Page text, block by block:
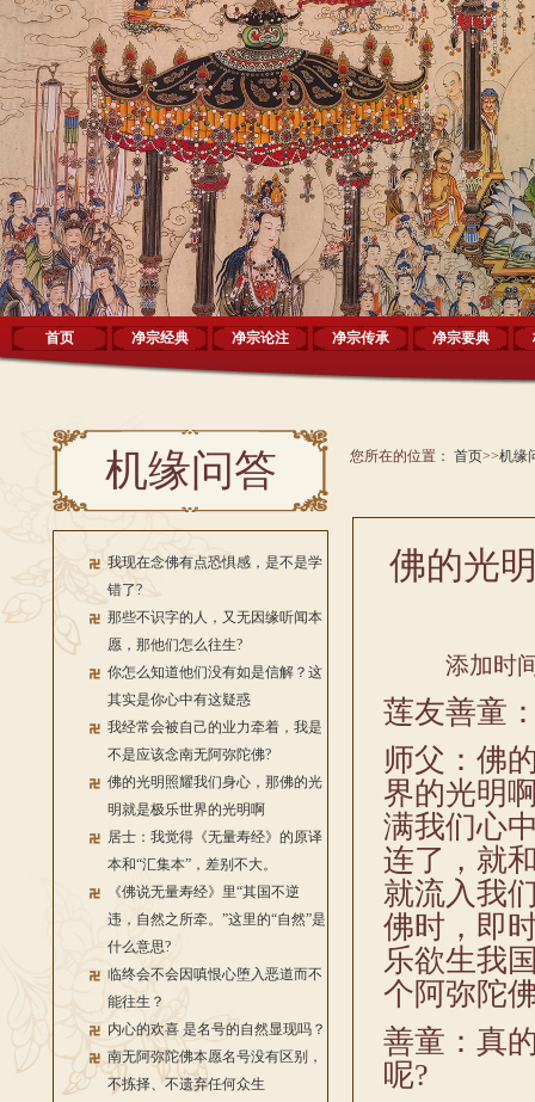
首页 净宗经典 净宗论注 净宗传承 净宗要典
机缘问答
我现在念佛有点恐惧感，是不是学
错了?
那些不识字的人，又无因缘听闻本
愿，那他们怎么往生?
你怎么知道他们没有如是信解？这
其实是你心中有这疑惑
我经常会被自己的业力牵着，我是
不是应该念南无阿弥陀佛?
佛的光明照耀我们身心，那佛的光
明就是极乐世界的光明啊
居士：我觉得《无量寿经》的原译
本和“汇集本”，差别不大。
《佛说无量寿经》里“其国不逆
违，自然之所牵。”这里的“自然”是
什么意思?
临终会不会因嗔恨心堕入恶道而不
能往生？
内心的欢喜 是名号的自然显现吗？
南无阿弥陀佛本愿名号没有区别，
不拣择、不遗弃任何众生
您所在的位置： 首页>>机缘
佛的光
添加时
莲友善童
师父：佛
界的光明
满我们心
连了，就
就流入我
佛时，即
乐欲生我
个阿弥陀
善童：真
呢?